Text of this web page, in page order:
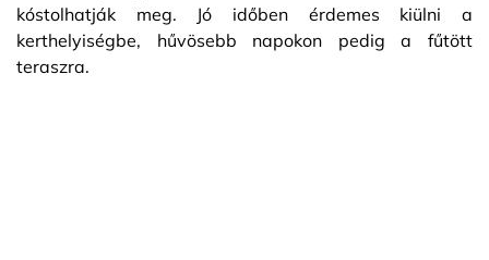
kóstolhatják meg. Jó időben érdemes kiülni a
kerthelyiségbe, hűvösebb napokon pedig a fűtött
teraszra.